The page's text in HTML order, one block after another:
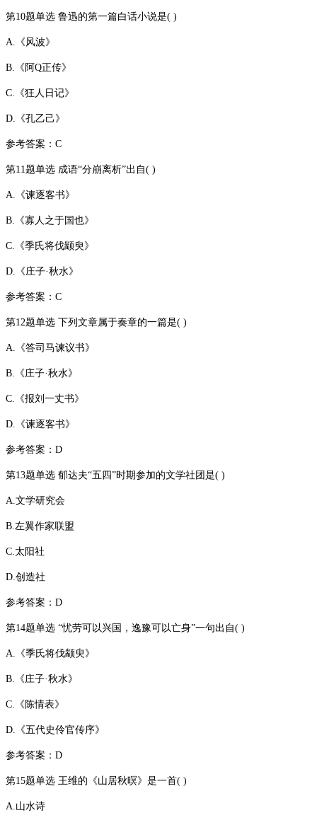
第10题单选 鲁迅的第一篇白话小说是( )
A.《风波》
B.《阿Q正传》
C.《狂人日记》
D.《孔乙己》
参考答案：C
第11题单选 成语“分崩离析”出自( )
A.《谏逐客书》
B.《寡人之于国也》
C.《季氏将伐颛臾》
D.《庄子·秋水》
参考答案：C
第12题单选 下列文章属于奏章的一篇是( )
A.《答司马谏议书》
B.《庄子·秋水》
C.《报刘一丈书》
D.《谏逐客书》
参考答案：D
第13题单选 郁达夫“五四”时期参加的文学社团是( )
A.文学研究会
B.左翼作家联盟
C.太阳社
D.创造社
参考答案：D
第14题单选 “忧劳可以兴国，逸豫可以亡身”一句出自( )
A.《季氏将伐颛臾》
B.《庄子·秋水》
C.《陈情表》
D.《五代史伶官传序》
参考答案：D
第15题单选 王维的《山居秋暝》是一首( )
A.山水诗